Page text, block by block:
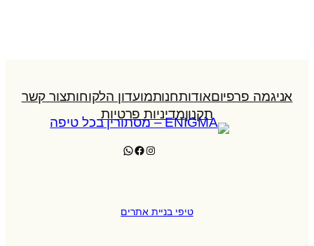
אניגמה פרפיוםאודותחנותמועדון הלקוחותצור קשר
תקנוןמדיניות פרטיות
Instagram
Facebook
WhatsApp
טיפי בניית אתרים